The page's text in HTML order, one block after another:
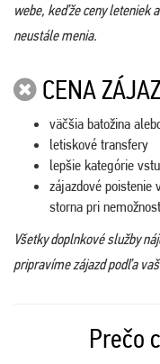
webe, keďže ceny leteniek
neustále menia.
CENA
väčšia batožina
letiskové transfery
lepšie kategórie
zájazdové poistenie
storna pri
Všetky doplnkové služby
pripravíme zájazd podľa
Prečo